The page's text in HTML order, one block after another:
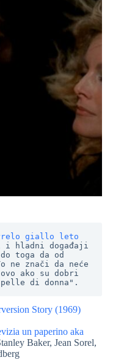
giallo leto
i hladni događaji
toga da od
ne znači da neće
ako su dobri
di donna".
Story (1969)
un paperino aka
Baker, Jean Sorel,